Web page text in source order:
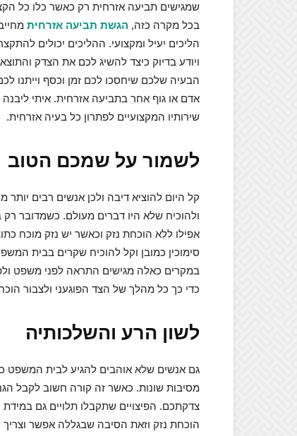
שמגישים תביעה אזרחית רק כאשר כלו כל
בכל מקרה כזה, הגשת תביעה אזרחית
הליכים יעיל ומקצועי. ההליכים יכולים
ויודע בדיוק כיצד להשיג לכם את הצדק
הבעיה שלכם שיחסכו לכם זמן וכסף וייתנו
אדם או גוף אחר בתביעה אזרחית. איתי
שירותיו המקצועיים לפתרון כל בעיה אזרחית.
לשמור על שמכם הטוב
קל היום להוציא דיבה ולכן אנשים רבים
ולהוכיח שלא היו דברים מעולם. כשמדובר
אפילו ללא הוכחת נזק וכאשר יש נזק מוכח
סימוכין כמובן וקל להוכיח שקרים בבית
במקרים כאלה מגישים התראה לפני משפט
כדי כך כל מהלך של הצד הפוגעני ולצבור
לשון הרע והשלכותיה
גם אנשים שלא אוהבים להגיע לבית המשפט
מסיבות שונות. כאשר זה קורה חשוב לקבל
צדקתכם. הפיצויים שתקבלו תלויים גם
הוכחת נזק וזאת הסיבה שבגללה אפשר וצריך